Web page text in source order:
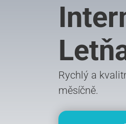
Rychlý a
měsíčně.